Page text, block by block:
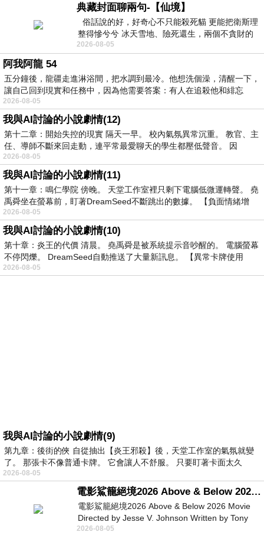
典藏封面聊兩句-【仙境】
俗話說的好，好奇心不只能殺死貓 更能把衛斯理
整得慘兮兮 冰天雪地、險死還生，兩個不貪財的
人尋什麼寶？ 人家追尋愛情還
2026-08-05
阿我阿龍 54
五分鐘後，龍疆走進淋浴間，把水調到最冷。他想洗個澡，清醒一下，
讓自己回到現實和任務中，因為他需要答案：有人在追殺他和緋忘
2026-08-05
我與AI討論的小說劇情(12)
第十二章：開始失控的現實 隔天一早。 校內氣氛異常沉重。 教官、主
任、導師不斷來回走動，連平常最愛聊天的學生都壓低聲音。 因
2026-08-05
我與AI討論的小說劇情(11)
第十一章：鳴仁學院 傍晚。 天堂工作室裡只剩下電腦低微運轉聲。 堯
禹舜坐在螢幕前，盯著DreamSeed不斷跳出的數據。 【負面情緒增
2026-08-05
我與AI討論的小說劇情(10)
第十章：炎王的代價 清晨。 堯禹舜是被系統提示音吵醒的。 電腦螢幕
不停閃爍。 DreamSeed自動推送了大量新訊息。 【異常卡牌使用
2026-08-05
我與AI討論的小說劇情(9)
第九章：後街的俠 自從抽出【炎王邪殺】後，天堂工作室的氣氛就變
了。 那張卡不像普通卡牌。 它會讓人不舒服。 只要盯著卡面太久
2026-08-05
電影鯊籠絕境2026 Above & Below 2026 Movie
電影鯊籠絕境2026 Above & Below 2026 Movie
Directed by Jesse V. Johnson Written by Tony
Giordano Starring Laura Maran
2026-08-05